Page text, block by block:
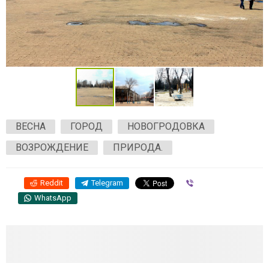
ВЕСНА ГОРОД
НОВОГРОДОВКА
ВОЗРОЖДЕНИЕ
ПРИРОДА.
Reddit Telegram
WhatsApp